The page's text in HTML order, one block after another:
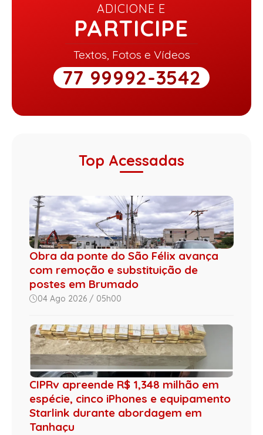
ADICIONE E
PARTICIPE
Textos, Fotos e Vídeos
77 99992-3542
Top Acessadas
Obra da ponte do São Félix avança
com remoção e substituição de
postes em Brumado
04 Ago 2026 / 05h00
CIPRv apreende R$ 1,348 milhão em
espécie, cinco iPhones e equipamento
Starlink durante abordagem em
Tanhaçu